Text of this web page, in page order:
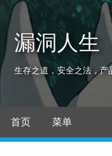
漏洞人生
生存之道，安全之法，产
首页 菜单